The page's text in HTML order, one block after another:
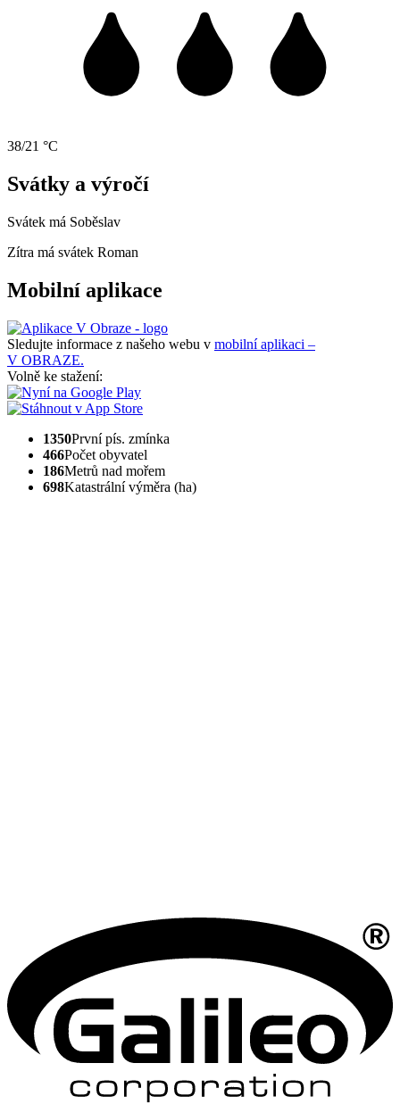
38/21 °C
Svátky a výročí
Svátek má Soběslav
Zítra má svátek Roman
Mobilní aplikace
Sledujte informace z našeho webu v mobilní aplikaci –
V OBRAZE.
Volně ke stažení:
1350První pís. zmínka
466Počet obyvatel
186Metrů nad mořem
698Katastrální výměra (ha)